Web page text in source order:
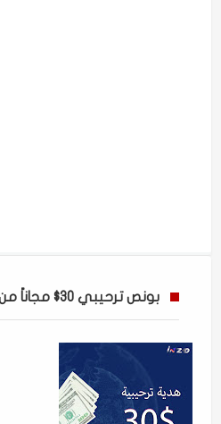
بونص ترحيبي 30$ مجاناً من شركة انزو